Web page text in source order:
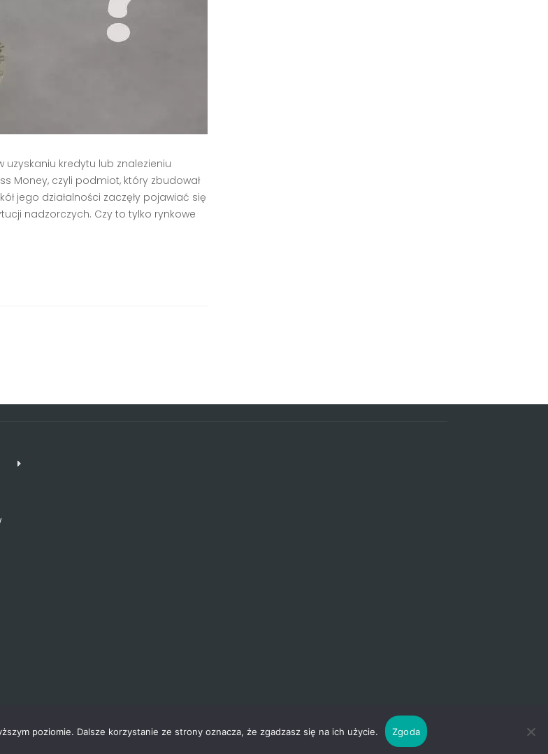
uzyskaniu kredytu lub znalezieniu
Money, czyli podmiot, który zbudował
jego działalności zaczęły pojawiać się
nadzorczych. Czy to tylko rynkowe
poziomie. Dalsze korzystanie ze strony oznacza, że zgadzasz się na ich użycie. Zgoda